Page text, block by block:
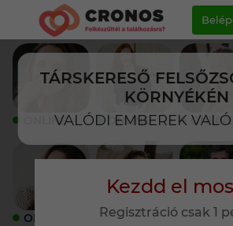
TÁRSKERESŐ
KÖRNYÉKÉN
VALÓDI EMBEREK
ONLINE ONLINE ONLINE
ONLINE ONLINE ONLINE
Kezdd el
Regisztráció csak 1